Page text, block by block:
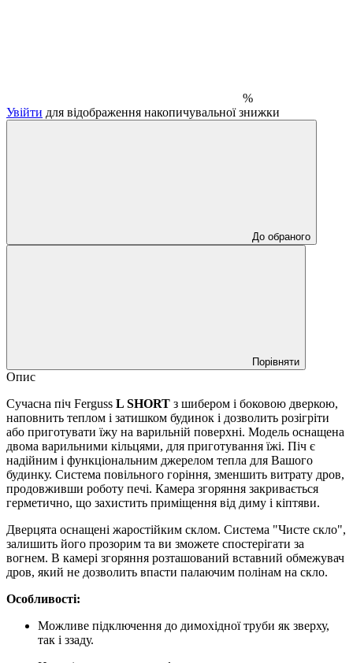
%
Увійти для відображення накопичувальної знижки
До обраного
Порівняти
Опис
Сучасна піч Ferguss L SHORT з шибером і боковою дверкою,
наповнить теплом і затишком будинок і дозволить розігріти
або приготувати їжу на варильній поверхні. Модель оснащена
двома варильними кільцями, для приготування їжі. Піч є
надійним і функціональним джерелом тепла для Вашого
будинку. Система повільного горіння, зменшить витрату дров,
продовживши роботу печі. Камера згоряння закривається
герметично, що захистить приміщення від диму і кіптяви.
Дверцята оснащені жаростійким склом. Система "Чисте скло",
залишить його прозорим та ви зможете спостерігати за
вогнем. В камері згоряння розташований вставний обмежувач
дров, який не дозволить впасти палаючим полінам на скло.
Особливості:
Можливе підключення до димохідної труби як зверху,
так і ззаду.